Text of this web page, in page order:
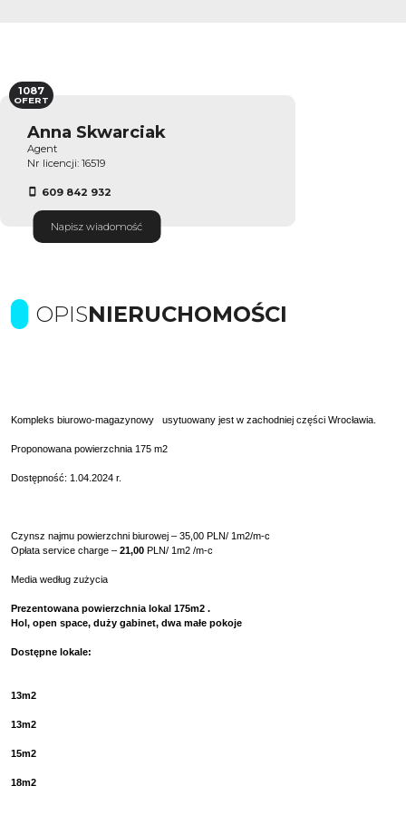
Anna Skwarciak
Agent
Nr licencji: 16519
609 842 932
Napisz wiadomość
1087
OFERT
OPISNIERUCHOMOŚCI
Kompleks biurowo-magazynowy usytuowany jest w zachodniej części Wrocławia.
Proponowana powierzchnia 175 m2
Dostępność: 1.04.2024 r.
Czynsz najmu powierzchni biurowej – 35 ,00 PLN/ 1m2/m-c
Opłata service charge – 21,00 PLN/ 1m2 /m-c
Media według zużycia
Prezentowana powierzchnia lokal 175m2 .
Hol, open space, duży gabinet, dwa małe pokoje
Dostępne lokale:
13m2
13m2
15m2
18m2